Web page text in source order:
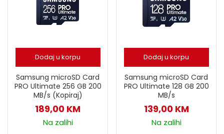
Dodaj u korpu
Samsung microSD Card
PRO Ultimate 256 GB 200
MB/s (Kopiraj)
189,00 KM
Na zalihi
Dodaj u korpu
Samsung microSD Card
PRO Ultimate 128 GB 200
MB/s
139,00 KM
Na zalihi